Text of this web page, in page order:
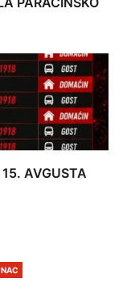
AVGUSTA